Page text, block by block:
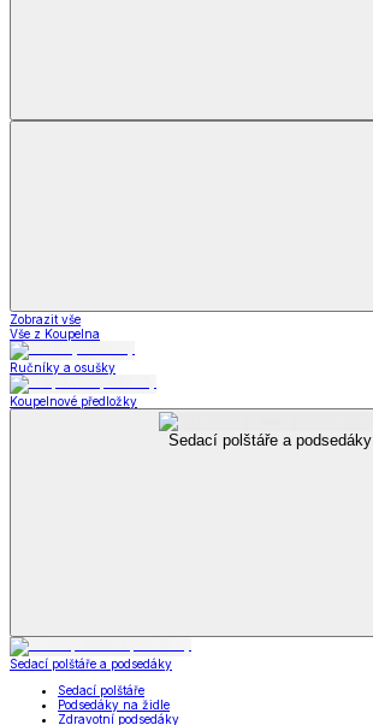
Zobrazit vše
Vše z Koupelna
Ručníky a osušky
Koupelnové předložky
Sedací polštáře a podsedáky
Sedací polštáře a podsedáky
Sedací polštáře
Podsedáky na židle
Zdravotní podsedáky